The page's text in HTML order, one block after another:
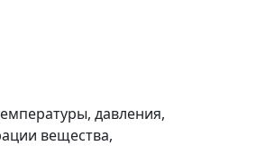
давления,
вещества,